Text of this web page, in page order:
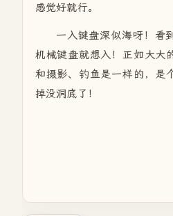
感觉好就行。
一入键盘深似海呀！看
机械键盘就想入！正如大大
和摄影、钓鱼是一样的，是
掉没洞底了！